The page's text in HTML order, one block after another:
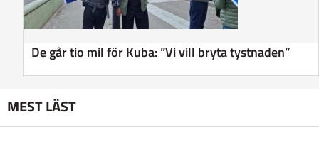
De går tio mil för Kuba: ”Vi vill bryta tystnaden”
MEST LÄST